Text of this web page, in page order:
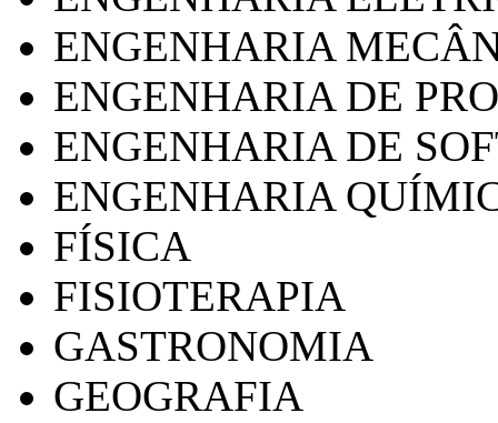
ENGENHARIA
ENGENHARIA DE
ENGENHARIA DE
ENGENHARIA
FÍSICA
FISIOTERAPIA
GASTRONOMIA
GEOGRAFIA